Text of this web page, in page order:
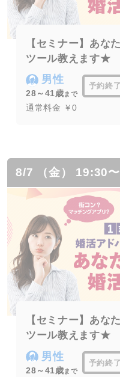
【セミナー】あな
ツール教えます★
男性
28～41歳まで
予約終了
通常料金 ￥0
8/7 （金） 19:30〜
【セミナー】あな
ツール教えます★
男性
28～41歳まで
予約終了